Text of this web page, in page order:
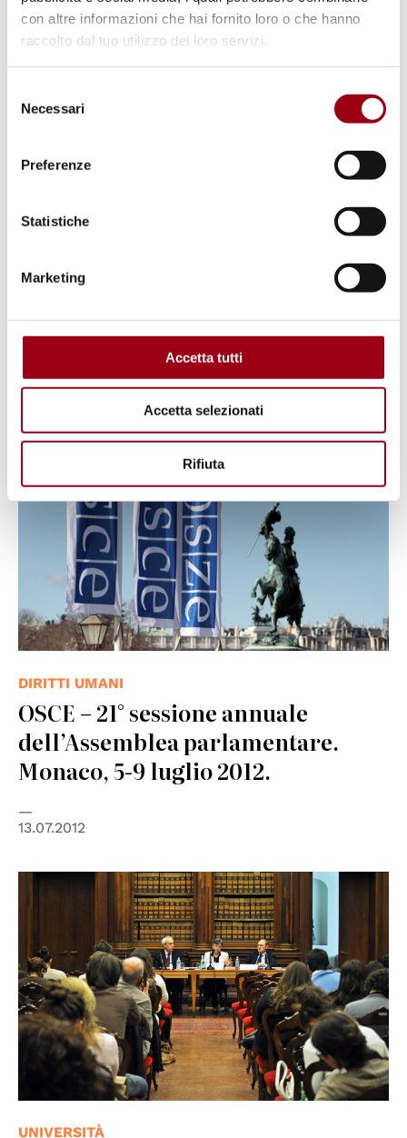
con altre informazioni che hai fornito loro o che hanno
raccolto dal tuo utilizzo dei loro servizi.
delNecessari
Preferenze
Statistiche
Marketing
Accetta tutti
Accetta selezionati
Rifiuta
26° Congresso Mondiale del
Movimento Federalista Globale:
proseguono le attività di sostegno
alla Campagna per l’istituzione di
un’Assemblea Parlamentare delle
Nazioni Unite.
25.07.2012
© OSCE
DIRITTI UMANI
OSCE – 21° sessione annuale
dell’Assemblea parlamentare.
Monaco, 5-9 luglio 2012.
13.07.2012
UNIVERSITÀ